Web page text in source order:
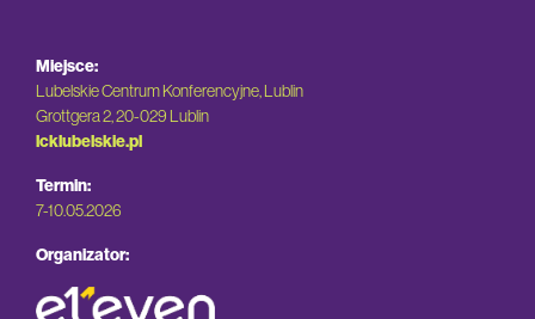
Miejsce:
Lubelskie Centrum Konferencyjne, Lublin
Grottgera 2, 20-029 Lublin
lcklubelskie.pl
Termin:
7-10.05.2026
Organizator: